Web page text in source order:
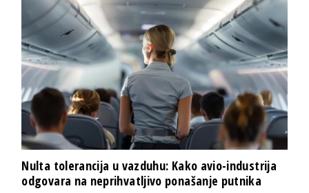
Nulta tolerancija u vazduhu: Kako avio-industrija
odgovara na neprihvatljivo ponašanje putnika